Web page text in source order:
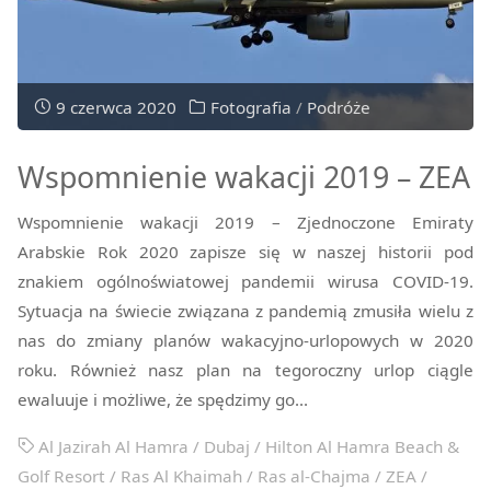
9 czerwca 2020 Fotografia / Podróże
Wspomnienie wakacji 2019 – ZEA
Wspomnienie wakacji 2019 – Zjednoczone Emiraty
Arabskie Rok 2020 zapisze się w naszej historii pod
znakiem ogólnoświatowej pandemii wirusa COVID-19.
Sytuacja na świecie związana z pandemią zmusiła wielu z
nas do zmiany planów wakacyjno-urlopowych w 2020
roku. Również nasz plan na tegoroczny urlop ciągle
ewaluuje i możliwe, że spędzimy go…
Al Jazirah Al Hamra / Dubaj / Hilton Al Hamra Beach &
Golf Resort / Ras Al Khaimah / Ras al-Chajma /ZEA /